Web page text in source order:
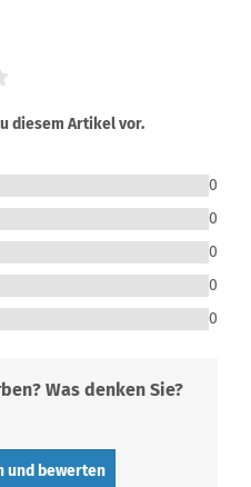
diesem Artikel vor.
0
0
0
0
0
Was denken Sie?
und bewerten